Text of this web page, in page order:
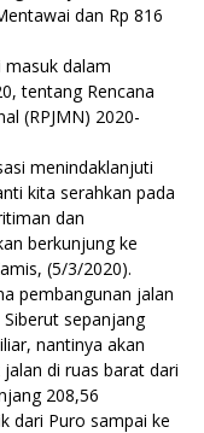
dan Rp 816
masuk dalam
tentang Rencana
(RPJMN) 2020-
menindaklanjuti
kita serahkan pada
dan
berkunjung ke
(5/3/2020).
pembangunan jalan
sepanjang
nantinya akan
di ruas barat dari
208,56
dari Puro sampai ke